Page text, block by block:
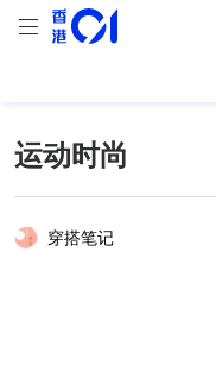
运动时尚
穿搭笔记